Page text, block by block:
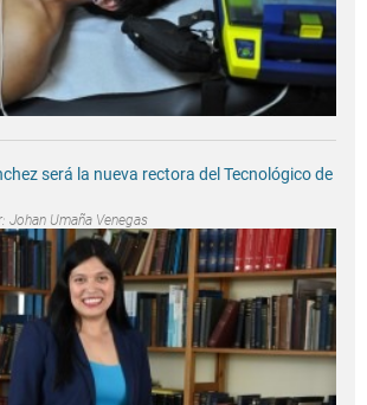
será la nueva rectora del Tecnológico de
Johan Umaña Venegas